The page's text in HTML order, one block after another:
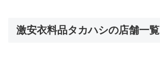
激安衣料品タカハシの店舗一覧